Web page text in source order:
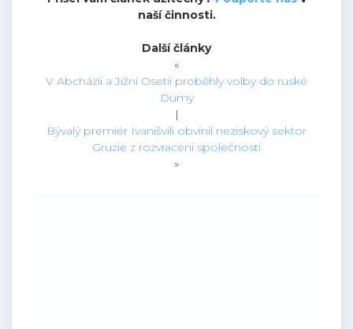
naší činnosti.
Další články
«
V Abcházii a Jižní Osetii proběhly volby do ruské
Dumy
|
Bývalý premiér Ivanišvili obvinil neziskový sektor
Gruzie z rozvracení společnosti
»